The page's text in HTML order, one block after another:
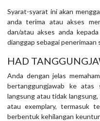
Syarat-syarat ini akan
anda terima atau akses
dan/atau akses anda
dianggap sebagai penerimaan
HAD
Anda dengan jelas
bertanggungjawab ke atas
langsung atau tidak
atau exemplary, termasuk
berbentuk kehilangan